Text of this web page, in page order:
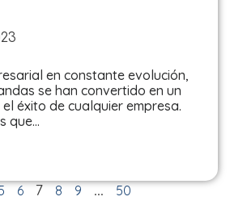
en constante evolución,
se han convertido en un
éxito de cualquier empresa.
que…
6 7 8 9 … 50